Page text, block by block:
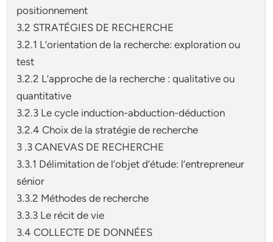
positionnement
3.2 STRATÉGIES DE RECHERCHE
3.2.1 L’orientation de la recherche: exploration ou
test
3.2.2 L’approche de la recherche : qualitative ou
quantitative
3.2.3 Le cycle induction-abduction-déduction
3.2.4 Choix de la stratégie de recherche
3 .3 CANEVAS DE RECHERCHE
3.3.1 Délimitation de l’objet d’étude: l’entrepreneur
sénior
3.3.2 Méthodes de recherche
3.3.3 Le récit de vie
3.4 COLLECTE DE DONNÉES